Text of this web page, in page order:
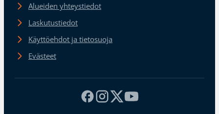
Alueiden yhteystiedot
Laskutustiedot
Käyttöehdot ja tietosuoja
Evästeet